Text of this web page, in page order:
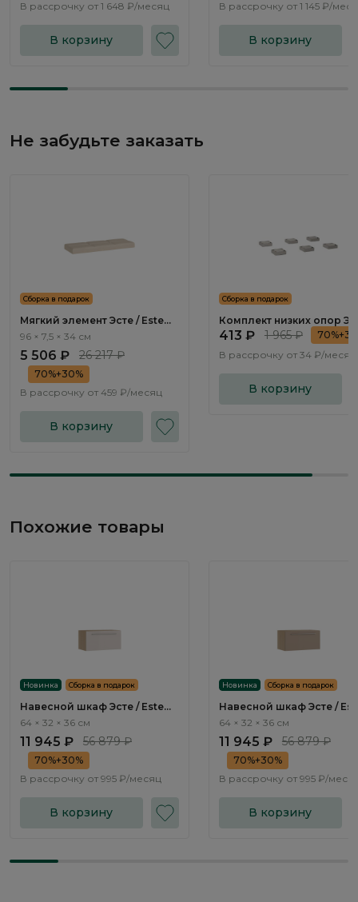
В рассрочку от 1 648 ₽/месяц
В корзину
В рассрочку от 1 145 ₽/
В корзину
Не забудьте заказать
Сборка в подарок
Мягкий элемент Эсте / Este
SE392.0
96 × 7,5 × 34 см
5 506 ₽ 26 217 ₽
70%+30%
В рассрочку от 459 ₽/месяц
В корзину
Сборка в подарок
Комплект низких опор
Este SE393.0
413 ₽ 1 965 ₽
В рассрочку от 34 ₽/месяц
В корзину
Похожие товары
Новинка Сборка в подарок
Навесной шкаф Эсте / Este
SE005.1
64 × 32 × 36 см
11 945 ₽ 56 879 ₽
70%+30%
В рассрочку от 995 ₽/месяц
В корзину
Новинка Сборка в подарок
Навесной шкаф Эсте /
SE005.2
64 × 32 × 36 см
11 945 ₽ 56 879 ₽
70%+30%
В рассрочку от 995 ₽/
В корзину